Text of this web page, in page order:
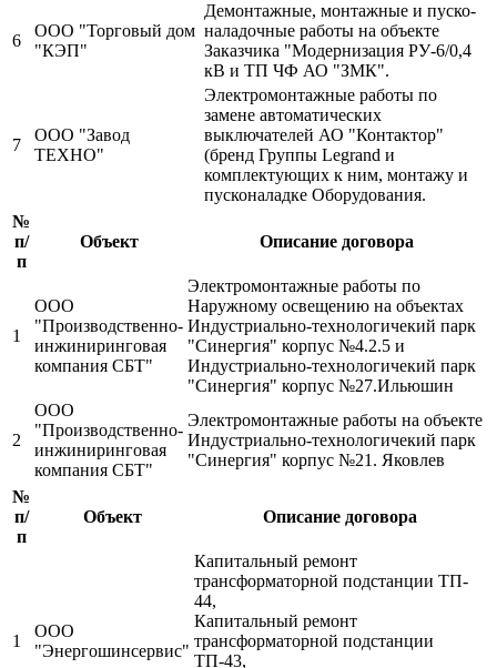
6
ООО "Торговый дом
"КЭП"
Демонтажные, монтажные и пуско-
наладочные работы на объекте
Заказчика "Модернизация РУ-6/0,4
кВ и ТП ЧФ АО "ЗМК".
7
ООО "Завод
ТЕХНО"
Электромонтажные работы по
замене автоматических
выключателей АО "Контактор"
(бренд Группы Legrand и
комплектующих к ним, монтажу и
пусконаладке Оборудования.
№
п/
п
Объект Описание договора
1
ООО
"Производственно-
инжиниринговая
компания СБТ"
Электромонтажные работы по
Наружному освещению на объектах
Индустриально-технологичекий парк
"Синергия" корпус №4.2.5 и
Индустриально-технологичекий парк
"Синергия" корпус №27.Ильюшин
2
ООО
"Производственно-
инжиниринговая
компания СБТ"
Электромонтажные работы на объекте
Индустриально-технологичекий парк
"Синергия" корпус №21. Яковлев
№
п/
п
Объект Описание договора
1
ООО
"Энергошинсервис"
Капитальный ремонт
трансформаторной подстанции ТП-
44,
Капитальный ремонт
трансформаторной подстанции
ТП-43,